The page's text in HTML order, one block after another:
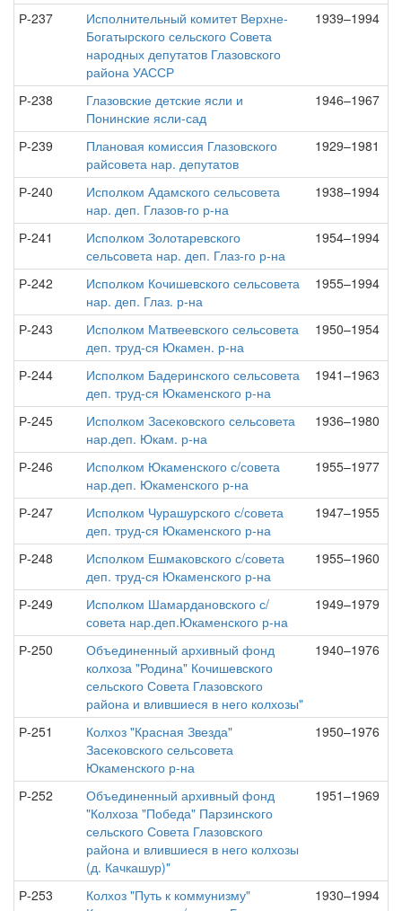
Р-237
Исполнительный комитет Верхне-
Богатырского сельского Совета
народных депутатов Глазовского
района УАССР
1939–1994
Р-238
Глазовские детские ясли и
Понинские ясли-сад
1946–1967
Р-239
Плановая комиссия Глазовского
райсовета нар. депутатов
1929–1981
Р-240
Исполком Адамского сельсовета
нар. деп. Глазов-го р-на
1938–1994
Р-241
Исполком Золотаревского
сельсовета нар. деп. Глаз-го р-на
1954–1994
Р-242
Исполком Кочишевского сельсовета
нар. деп. Глаз. р-на
1955–1994
Р-243
Исполком Матвеевского сельсовета
деп. труд-ся Юкамен. р-на
1950–1954
Р-244
Исполком Бадеринского сельсовета
деп. труд-ся Юкаменского р-на
1941–1963
Р-245
Исполком Засековского сельсовета
нар.деп. Юкам. р-на
1936–1980
Р-246
Исполком Юкаменского с/совета
нар.деп. Юкаменского р-на
1955–1977
Р-247
Исполком Чурашурского с/совета
деп. труд-ся Юкаменского р-на
1947–1955
Р-248
Исполком Ешмаковского с/совета
деп. труд-ся Юкаменского р-на
1955–1960
Р-249
Исполком Шамардановского с/
совета нар.деп.Юкаменского р-на
1949–1979
Р-250
Объединенный архивный фонд
колхоза "Родина" Кочишевского
сельского Совета Глазовского
района и влившиеся в него колхозы"
1940–1976
Р-251
Колхоз "Красная Звезда"
Засековского сельсовета
Юкаменского р-на
1950–1976
Р-252
Объединенный архивный фонд
"Колхоза "Победа" Парзинского
сельского Совета Глазовского
района и влившиеся в него колхозы
(д. Качкашур)"
1951–1969
Р-253
Колхоз "Путь к коммунизму"
1930–1994